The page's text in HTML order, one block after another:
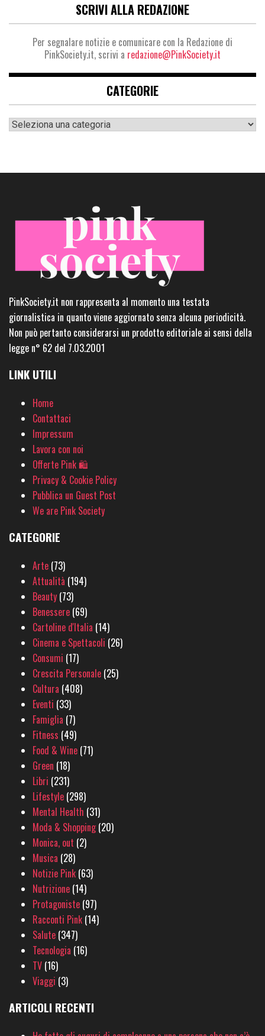
SCRIVI ALLA REDAZIONE
Per segnalare notizie e comunicare con la Redazione di
PinkSociety.it, scrivi a redazione@PinkSociety.it
CATEGORIE
Categorie
PinkSociety.it non rappresenta al momento una testata
giornalistica in quanto viene aggiornato senza alcuna periodicità.
Non può pertanto considerarsi un prodotto editoriale ai sensi della
legge n° 62 del 7.03.2001
LINK UTILI
Home
Contattaci
Impressum
Lavora con noi
Offerte Pink 🛍
Privacy & Cookie Policy
Pubblica un Guest Post
We are Pink Society
CATEGORIE
Arte (73)
Attualità (194)
Beauty (73)
Benessere (69)
Cartoline d'Italia (14)
Cinema e Spettacoli (26)
Consumi (17)
Crescita Personale (25)
Cultura (408)
Eventi (33)
Famiglia (7)
Fitness (49)
Food & Wine (71)
Green (18)
Libri (231)
Lifestyle (298)
Mental Health (31)
Moda & Shopping(20)
Monica, out (2)
Musica (28)
Notizie Pink (63)
Nutrizione (14)
Protagoniste (97)
Racconti Pink (14)
Salute (347)
Tecnologia (16)
TV (16)
Viaggi (3)
ARTICOLI RECENTI